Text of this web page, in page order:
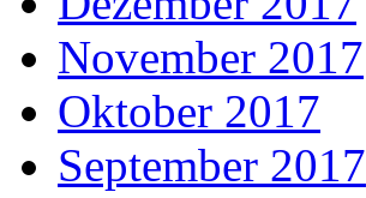
November 2017
Oktober 2017
September 2017